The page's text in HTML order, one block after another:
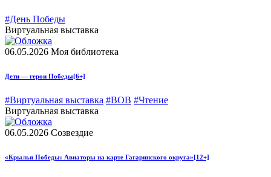
#День Победы
Виртуальная выставка
06.05.2026 Моя библиотека
Дети — герои Победы[6+]
#Виртуальная выставка #ВОВ #Чтение
Виртуальная выставка
06.05.2026 Созвездие
«Крылья Победы: Авиаторы на карте Гагаринского округа»[12+]